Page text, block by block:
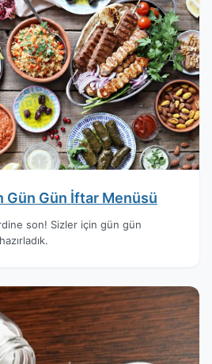
Gün Gün İftar Menüsü
son! Sizler için gün gün